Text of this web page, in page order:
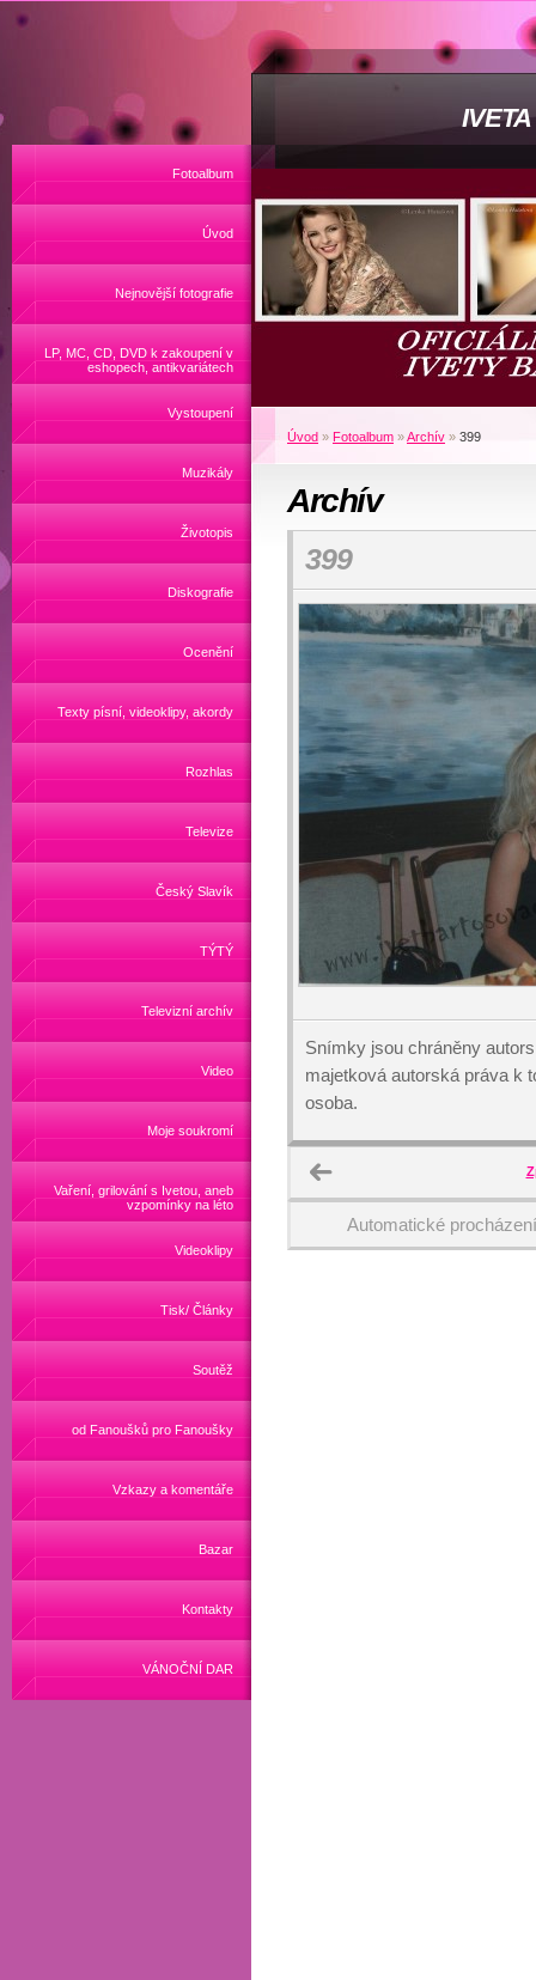
Fotoalbum
Úvod
Nejnovější fotografie
LP, MC, CD, DVD k zakoupení v
eshopech, antikvariátech
Vystoupení
Muzikály
Životopis
Diskografie
Ocenění
Texty písní, videoklipy, akordy
Rozhlas
Televize
Český Slavík
TÝTÝ
Televizní archív
Video
Moje soukromí
Vaření, grilování s Ivetou, aneb
vzpomínky na léto
Videoklipy
Tisk/ Články
Soutěž
od Fanoušků pro Fanoušky
Vzkazy a komentáře
Bazar
Kontakty
VÁNOČNÍ DAR
Úvod » Fotoalbum »Archív » 399
Archív
399
Snímky jsou chráněny
majetková autorská práva k
osoba.
Automatické